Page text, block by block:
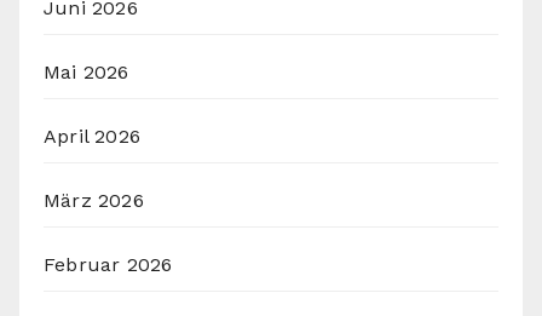
Juni 2026
Mai 2026
April 2026
März 2026
Februar 2026